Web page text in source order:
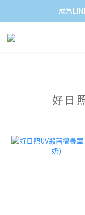
成為
好日